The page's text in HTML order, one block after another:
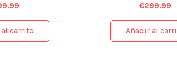
carrito
€299.99
Añadir al